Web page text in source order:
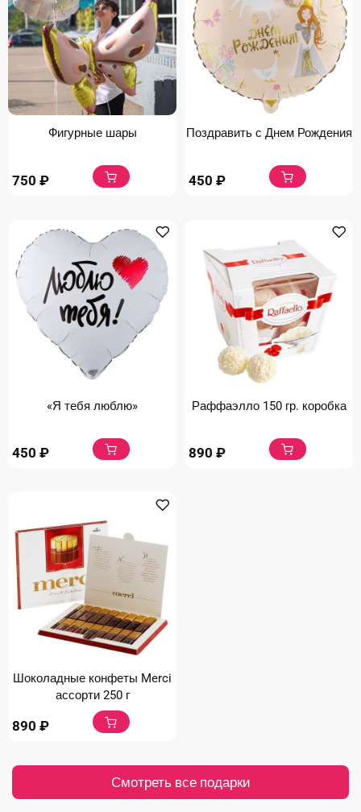
Фигурные шары
750 ₽
Поздравить с Днем Рождения
450 ₽
«Я тебя люблю»
450 ₽
Раффаэлло 150 гр. коробка
890 ₽
Шоколадные конфеты Merci
ассорти 250 г
890 ₽
Смотреть все подарки